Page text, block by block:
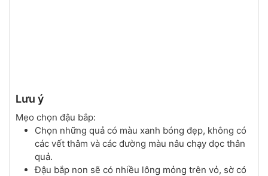
Lưu ý
Mẹo chọn đậu bắp:
Chọn những quả có màu xanh bóng đẹp, không có
các vết thâm và các đường màu nâu chạy dọc thân
quả.
Đậu bắp non sẽ có nhiều lông mỏng trên vỏ, sờ có